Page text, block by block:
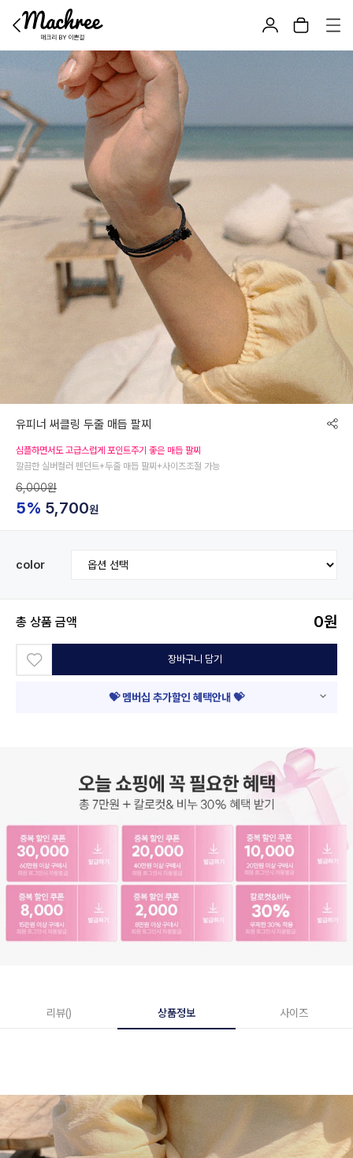
유피너 써클링 두줄 매듭 팔찌
심플하면서도 고급스럽게 포인트주기 좋은 매듭 팔찌
깔끔한 실버컬러 펜던트+두줄 매듭 팔찌+사이즈조절 가능
6,000원
5% 5,700원
color
총 상품 금액 0원
장바구니 담기
💝 멤버십 추가할인 혜택안내 💝
리뷰() 상품정보 사이즈